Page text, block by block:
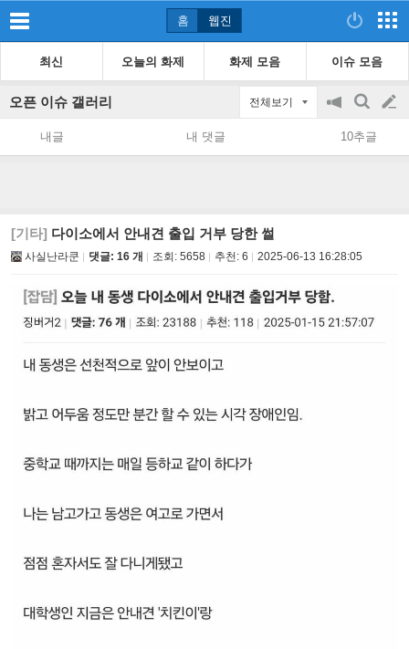
홈 웹진
최신 오늘의 화제 화제 모음 이슈 모음
오픈 이슈 갤러리 전체보기
공
지
on/off
검
색
글
쓰
내글 내 댓글 10추글
[기타] 다이소에서 안내견 출입 거부 당한 썰
사실난라쿤 댓글: 16 개 조회: 5658 추천: 6 2025-06-13 16:28:05